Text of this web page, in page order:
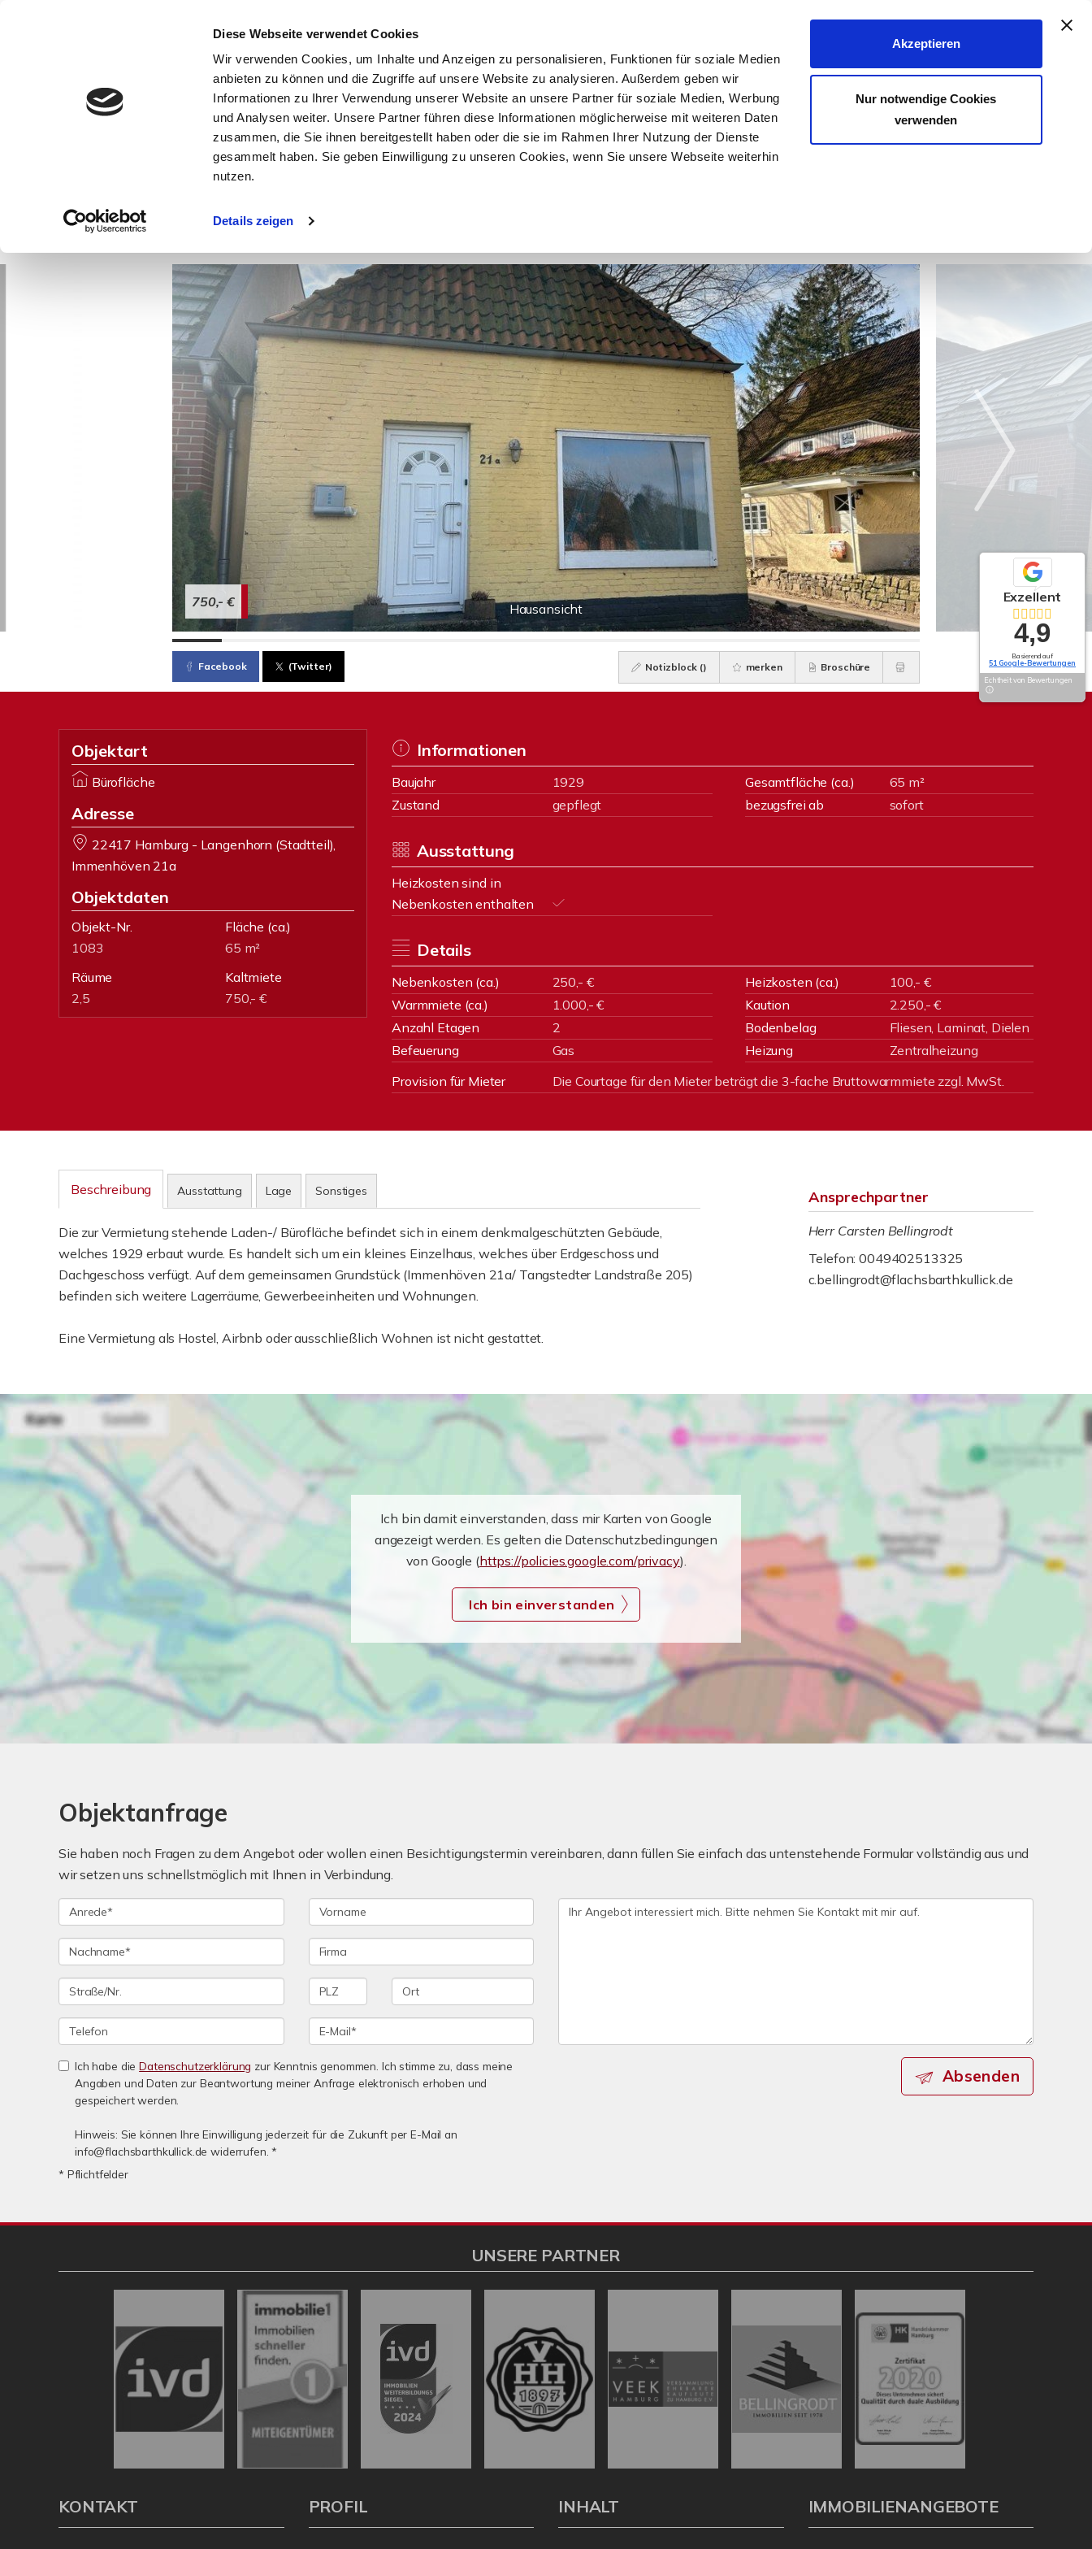
Diese Webseite verwendet Cookies
Wir verwenden Cookies, um Inhalte und Anzeigen zu personalisieren, Funktionen für soziale Medien
anbieten zu können und die Zugriffe auf unsere Website zu analysieren. Außerdem geben wir
Informationen zu Ihrer Verwendung unserer Website an unsere Partner für soziale Medien, Werbung
und Analysen weiter. Unsere Partner führen diese Informationen möglicherweise mit weiteren Daten
zusammen, die Sie ihnen bereitgestellt haben oder die sie im Rahmen Ihrer Nutzung der Dienste
gesammelt haben. Sie geben Einwilligung zu unseren Cookies, wenn Sie unsere Webseite weiterhin
nutzen.
Details zeigen
Akzeptieren
Nur notwendige Cookies
verwenden
START ÜBER F&K ANGEBOTE VERKÄUFER & VERMIETER KÄUFER & MIETER KONTAKT
1 2 3
Individuelle Laden-/ Bürofläche in Langenhorn zu vermieten
Hausansicht
750,- €
Facebook (Twitter) Notizblock () merken Broschüre
Objektart
Bürofläche
Adresse
22417 Hamburg - Langenhorn (Stadtteil),
Immenhöven 21a
Objektdaten
Objekt-Nr.
1083
Fläche (ca.)
65 m²
Räume
2,5
Kaltmiete
750,- €
Informationen
Baujahr 1929 Gesamtfläche (ca.)
65 m²
Zustand
gepflegt bezugsfrei ab sofort
Ausstattung
Heizkosten sind in
Nebenkosten enthalten
Details
Nebenkosten (ca.) 250,- € Heizkosten (ca.)
100,- €
Warmmiete (ca.)
1.000,- € Kaution
2.250,- €
Anzahl Etagen
2 Bodenbelag
Fliesen, Laminat, Dielen
Befeuerung
Gas Heizung
Zentralheizung
Provision für Mieter
Die Courtage für den Mieter beträgt die 3-fache Bruttowarmmiete zzgl. MwSt.
Beschreibung Ausstattung Lage Sonstiges
Die zur Vermietung stehende Laden-/ Bürofläche befindet sich in einem denkmalgeschützten Gebäude,
welches 1929 erbaut wurde. Es handelt sich um ein kleines Einzelhaus, welches über Erdgeschoss und
Dachgeschoss verfügt. Auf dem gemeinsamen Grundstück (Immenhöven 21a/ Tangstedter Landstraße 205)
befinden sich weitere Lagerräume, Gewerbeeinheiten und Wohnungen.
Eine Vermietung als Hostel, Airbnb oder ausschließlich Wohnen ist nicht gestattet.
Ansprechpartner
Herr Carsten Bellingrodt
Telefon: 0049402513325
c.bellingrodt@flachsbarthkullick.de
Ich bin damit einverstanden, dass mir Karten von Google
angezeigt werden. Es gelten die Datenschutzbedingungen
von Google (https://policies.google.com/privacy).
Ich bin einverstanden
Objektanfrage
Sie haben noch Fragen zu dem Angebot oder wollen einen Besichtigungstermin vereinbaren, dann füllen Sie einfach das untenstehende Formular vollständig aus und
wir setzen uns schnellstmöglich mit Ihnen in Verbindung.
Ich habe dieDatenschutzerklärung zur Kenntnis genommen. Ich stimme zu, dass meine
Angaben und Daten zur Beantwortung meiner Anfrage elektronisch erhoben und
gespeichert werden.
Hinweis: Sie können Ihre Einwilligung jederzeit für die Zukunft per E-Mail an
info@flachsbarthkullick.de widerrufen. *
* Pflichtfelder
Absenden
Exzellent
4,9
Basierend auf
51 Google-Bewertungen
Echtheit von Bewertungen
UNSERE PARTNER
KONTAKT PROFIL INHALT IMMOBILIENANGEBOTE